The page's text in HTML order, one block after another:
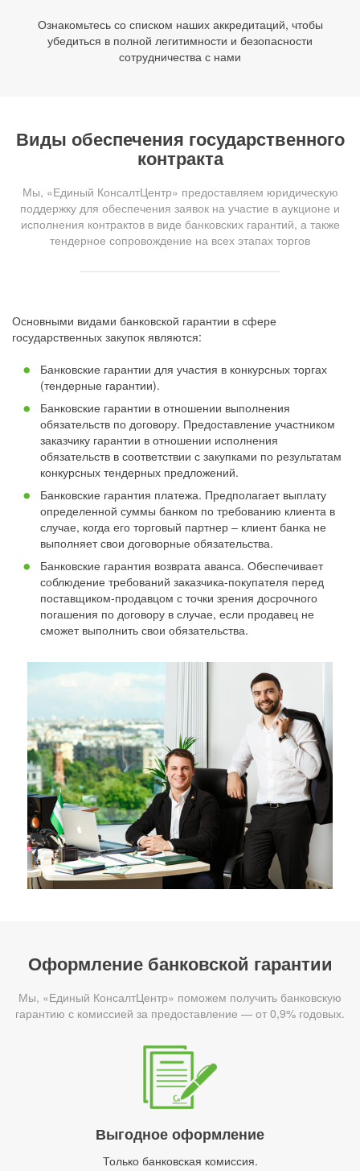
Ознакомьтесь со списком наших аккредитаций, чтобы
убедиться в полной легитимности и безопасности
сотрудничества с нами
Виды обеспечения государственного
контракта
Мы, «Единый КонсалтЦентр» предоставляем юридическую
поддержку для обеспечения заявок на участие в аукционе и
исполнения контрактов в виде банковских гарантий, а также
тендерное сопровождение на всех этапах торгов
Основными видами банковской гарантии в сфере
государственных закупок являются:
Банковские гарантии для участия в конкурсных торгах
(тендерные гарантии).
Банковские гарантии в отношении выполнения
обязательств по договору. Предоставление участником
заказчику гарантии в отношении исполнения
обязательств в соответствии с закупками по результатам
конкурсных тендерных предложений.
Банковские гарантия платежа. Предполагает выплату
определенной суммы банком по требованию клиента в
случае, когда его торговый партнер – клиент банка не
выполняет свои договорные обязательства.
Банковские гарантия возврата аванса. Обеспечивает
соблюдение требований заказчика-покупателя перед
поставщиком-продавцом с точки зрения досрочного
погашения по договору в случае, если продавец не
сможет выполнить свои обязательства.
Оформление банковской гарантии
Мы, «Единый КонсалтЦентр» поможем получить банковскую
гарантию с комиссией за предоставление — от 0,9% годовых.
Выгодное оформление
Только банковская комиссия.